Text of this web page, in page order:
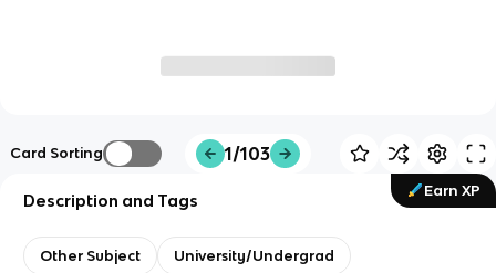
Card Sorting 1/103
Earn XP
Description and Tags
Other Subject University/Undergrad